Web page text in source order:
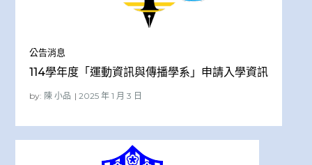
公告消息
114學年度「運動資訊與傳播學系」申請入學資訊
by: 陳 小品